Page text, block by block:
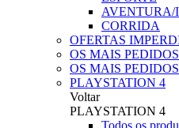
CORRIDA
OFERTAS
OS MAIS PEDIDOS
OS MAIS
PLAYSTATION 4
Voltar
PLAYSTATION 4
Todos os